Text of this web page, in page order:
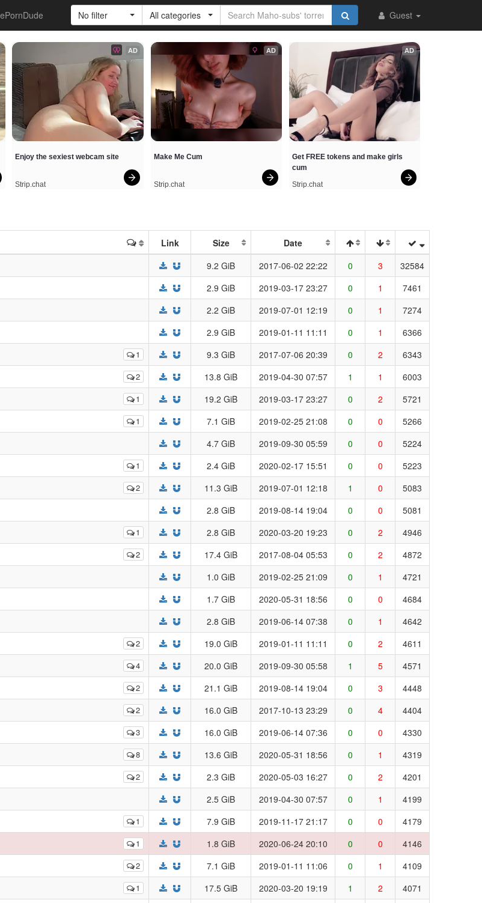
Guest
No filter All categories
AD
Enjoy the sexiest webcam site
Strip.chat
AD
Make Me Cum
Strip.chat
AD
Get FREE tokens and make girls
cum
Strip.chat
Link Size
Date
9.2 GiB 2017-06-02 22:22 0 3
32584
2.9 GiB 2019-03-17 23:27 0 1
7461
2.2 GiB 2019-07-01 12:19 0 1
7274
2.9 GiB 2019-01-11 11:11 0 1 6366
1 9.3 GiB 2017-07-06 20:39 0 2 6343
2 13.8 GiB 2019-04-30 07:57 1 1 6003
1 19.2 GiB 2019-03-17 23:27 0 2 5721
1 7.1 GiB 2019-02-25 21:08 0 0
5266
4.7 GiB 2019-09-30 05:59 0 0 5224
1 2.4 GiB 2020-02-17 15:51 0 0 5223
2 11.3 GiB 2019-07-01 12:18 1 0
5083
2.8 GiB 2019-08-14 19:04 0 0 5081
1 2.8 GiB 2020-03-20 19:23 0 2 4946
2 17.4 GiB 2017-08-04 05:53 0 2
4872
1.0 GiB 2019-02-25 21:09 0 1
4721
1.7 GiB 2020-05-31 18:56 0 0
4684
2.8 GiB 2019-06-14 07:38 0 1 4642
2 19.0 GiB 2019-01-11 11:11 0 2 4611
4 20.0 GiB 2019-09-30 05:58 1 5 4571
2 21.1 GiB 2019-08-14 19:04 0 3 4448
2 16.0 GiB 2017-10-13 23:29 0 4 4404
3 16.0 GiB 2019-06-14 07:36 0 0 4330
8 13.6 GiB 2020-05-31 18:56 0 1 4319
2 2.3 GiB 2020-05-03 16:27 0 2
4201
2.5 GiB 2019-04-30 07:57 0 1 4199
1 7.9 GiB 2019-11-17 21:17 0 0 4179
1 1.8 GiB 2020-06-24 20:10 0 0 4146
2 7.1 GiB 2019-01-11 11:06 0 1 4109
1 17.5 GiB 2020-03-20 19:19 1 2 4071